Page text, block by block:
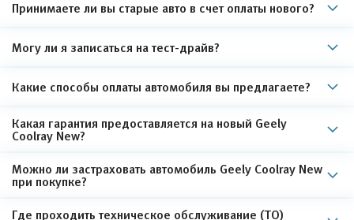
Принимаете ли вы старые авто в счет оплаты нового?
Могу ли я записаться на тест-драйв?
Какие способы оплаты автомобиля вы предлагаете?
Какая гарантия предоставляется на новый Geely
Coolray New?
Можно ли застраховать автомобиль Geely Coolray New
при покупке?
Где проходить техническое обслуживание (ТО)